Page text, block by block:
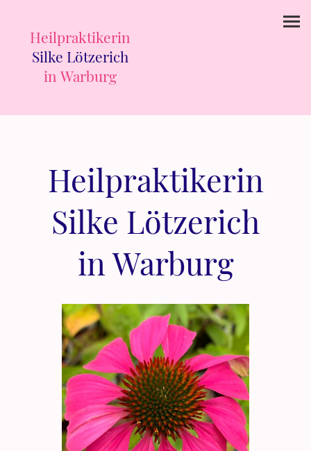
Heilpraktikerin
Silke Lötzerich
in Warburg
Heilpraktikerin
Silke Lötzerich
in Warburg